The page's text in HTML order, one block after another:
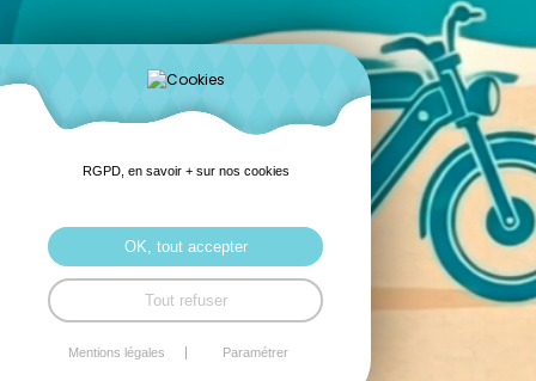
RGPD, en savoir + sur nos cookies
OK, tout accepter
Tout refuser
Mentions légales Paramétrer